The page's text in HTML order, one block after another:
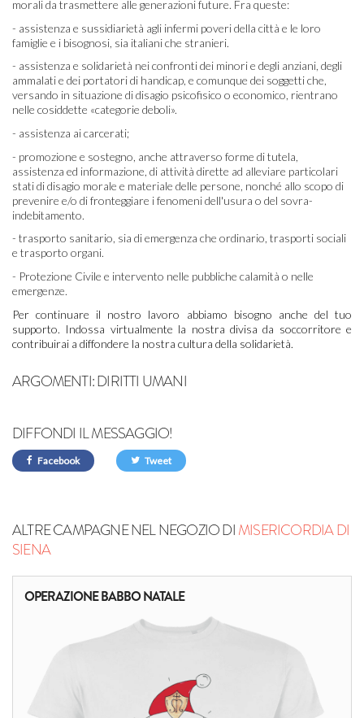
morali da trasmettere alle generazioni future. Fra queste:
- assistenza e sussidiarietà agli infermi poveri della città e le loro
famiglie e i bisognosi, sia italiani che stranieri.
- assistenza e solidarietà nei confronti dei minori e degli anziani, degli
ammalati e dei portatori di handicap, e comunque dei soggetti che,
versando in situazione di disagio psicofisico o economico, rientrano
nelle cosiddette «categorie deboli».
- assistenza ai carcerati;
- promozione e sostegno, anche attraverso forme di tutela,
assistenza ed informazione, di attività dirette ad alleviare particolari
stati di disagio morale e materiale delle persone, nonché allo scopo di
prevenire e/o di fronteggiare i fenomeni dell'usura o del sovra-
indebitamento.
- trasporto sanitario, sia di emergenza che ordinario, trasporti sociali
e trasporto organi.
- Protezione Civile e intervento nelle pubbliche calamità o nelle
emergenze.
Per continuare il nostro lavoro abbiamo bisogno anche del tuo
supporto. Indossa virtualmente la nostra divisa da soccorritore e
contribuirai a diffondere la nostra cultura della solidarietà.
ARGOMENTI:DIRITTI UMANI
DIFFONDI IL MESSAGGIO!
Facebook Tweet
ALTRE CAMPAGNE NEL NEGOZIO DIMISERICORDIA DI
SIENA
OPERAZIONE BABBO NATALE